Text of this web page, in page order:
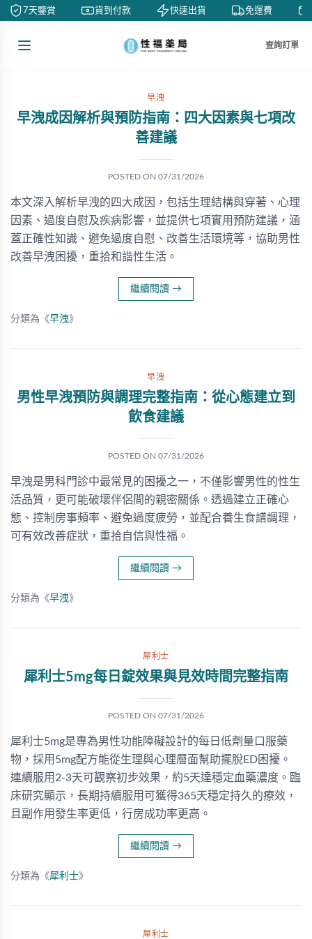
7天鑒賞 貨到付款 快速出貨 免運費
查詢訂單
早洩
早洩成因解析與預防指南：四大因素與七項改
善建議
POSTED ON 07/31/2026
本文深入解析早洩的四大成因，包括生理結構與穿著、心理
因素、過度自慰及疾病影響，並提供七項實用預防建議，涵
蓋正確性知識、避免過度自慰、改善生活環境等，協助男性
改善早洩困擾，重拾和諧性生活。
繼續閱讀 →
分類為《早洩》
早洩
男性早洩預防與調理完整指南：從心態建立到
飲食建議
POSTED ON 07/31/2026
早洩是男科門診中最常見的困擾之一，不僅影響男性的性生
活品質，更可能破壞伴侶間的親密關係。透過建立正確心
態、控制房事頻率、避免過度疲勞，並配合養生食譜調理，
可有效改善症狀，重拾自信與性福。
繼續閱讀 →
分類為《早洩》
犀利士
犀利士5mg每日錠效果與見效時間完整指南
POSTED ON 07/31/2026
犀利士5mg是專為男性功能障礙設計的每日低劑量口服藥
物，採用5mg配方能從生理與心理層面幫助擺脫ED困擾。
連續服用2-3天可觀察初步效果，約5天達穩定血藥濃度。臨
床研究顯示，長期持續服用可獲得365天穩定持久的療效，
且副作用發生率更低，行房成功率更高。
繼續閱讀 →
分類為《犀利士》
犀利士